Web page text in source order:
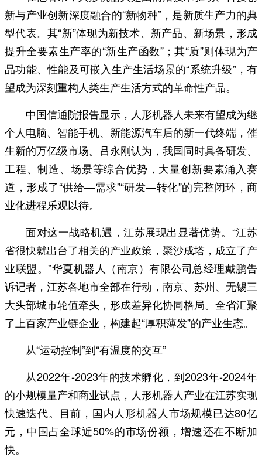
新与产业创新深度融合的“新物种”，是新质生产力的典
型代表。其“新”体现为新技术、新产品、新场景，形成
提升全要素生产率的“新生产函数”；其“质”则体现为产
品功能、性能及可嵌入生产生活场景的“系统升级”，有
望成为深刻重构人类生产生活方式的革命性产品。
中国信通院报告显示，人形机器人未来有望成为继
个人电脑、智能手机、新能源汽车后的新一代终端，催
生新的万亿级市场。吕永刚认为，我国同时具备研发、
工程、制造、场景等综合优势，大量创新要素涌入赛
道，形成了“供给—需求”“研发—转化”的完整闭环，商
业化进程乐观以待。
面对这一战略机遇，江苏展现出显著优势。“江苏
省很快就出台了相关的产业政策，聚沙成塔，成立了产
业联盟。”华夏机器人（南京）有限公司总经理戴鹏告
诉记者，江苏各地市全部在行动，南京、苏州、无锡三
大头部城市轮值牵头，形成差异化协同格局。全省汇聚
了上百家产业链企业，构建起“厚积薄发”的产业生态。
从“运动控制”到“有温度的交互”
从2022年-2023年的技术孵化，到2023年-2024年
的小规模量产和商业试点，人形机器人产业在江苏实现
快速迭代。目前，国内人形机器人市场规模已达80亿
元，中国占全球近50%的市场份额，增速还在不断加
快。